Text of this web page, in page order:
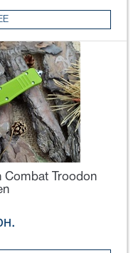
Troodon